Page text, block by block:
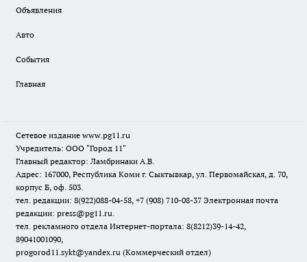
Объявления
Авто
События
Главная
Сетевое издание www.pg11.ru
Учредитель: ООО "Город 11"
Главный редактор: Ламбринаки А.В.
Адрес: 167000, Республика Коми г. Сыктывкар, ул. Первомайская, д. 70,
корпус Б, оф. 503.
тел. редакции: 8(922)088-04-58, +7 (908) 710-08-37 Электронная почта
редакции: press@pg11.ru.
тел. рекламного отдела Интернет-портала: 8(8212)39-14-42,
89041001090,
progorod11.sykt@yandex.ru (Коммерческий отдел)